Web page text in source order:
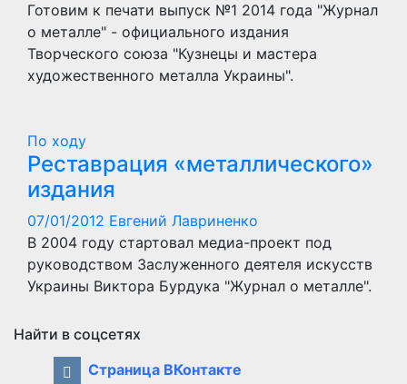
Готовим к печати выпуск №1 2014 года "Журнал
о металле" - официального издания
Творческого союза "Кузнецы и мастера
художественного металла Украины".
По ходу
Реставрация «металлического»
издания
07/01/2012 Евгений Лавриненко
В 2004 году стартовал медиа-проект под
руководством Заслуженного деятеля искусств
Украины Виктора Бурдука "Журнал о металле".
Найти в соцсетях
Страница ВКонтакте